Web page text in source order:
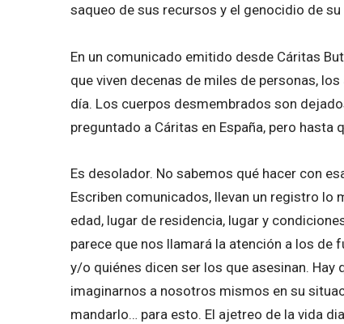
saqueo de sus recursos y el genocidio de su
En un comunicado emitido desde Cáritas
que viven decenas de miles de personas,
día. Los cuerpos desmembrados son
preguntado a Cáritas en España, pero
Es desolador. No sabemos qué hacer con
Escriben comunicados, llevan un registro lo
edad, lugar de residencia, lugar y
parece que nos llamará la atención a los de
y/o quiénes dicen ser los que asesinan.
imaginarnos a nosotros mismos en su
mandarlo… para esto. El ajetreo de la vida